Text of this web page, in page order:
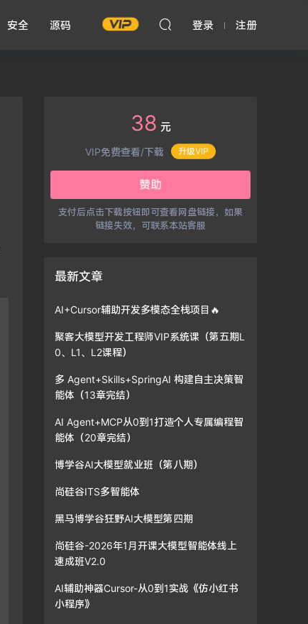
安全 源码 登录 注册
38 元
VIP免费查看/下载
升级VIP
赞助
支付后点击下载按钮即可查看网盘链接，如果
链接失效，可联系本站客服
最新文章
AI+Cursor辅助开发多模态全栈项目🔥
聚客大模型开发工程师VIP系统课（第五期L
0、L1、L2课程）
多 Agent+Skills+SpringAI 构建自主决策智
能体（13章完结）
AI Agent+MCP从0到1打造个人专属编程智
能体（20章完结）
博学谷AI大模型就业班（第八期）
尚硅谷ITS多智能体
黑马博学谷狂野AI大模型第四期
尚硅谷-2026年1月开课大模型智能体线上
速成班V2.0
AI辅助神器Cursor-从0到1实战《仿小红书
小程序》